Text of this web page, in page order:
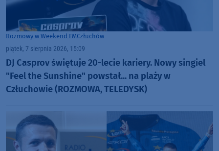
Rozmowy w Weekend FMCzłuchów
piątek, 7 sierpnia 2026, 15:09
DJ Casprov świętuje 20-lecie kariery. Nowy singiel
"Feel the Sunshine" powstał... na plaży w
Człuchowie (ROZMOWA, TELEDYSK)